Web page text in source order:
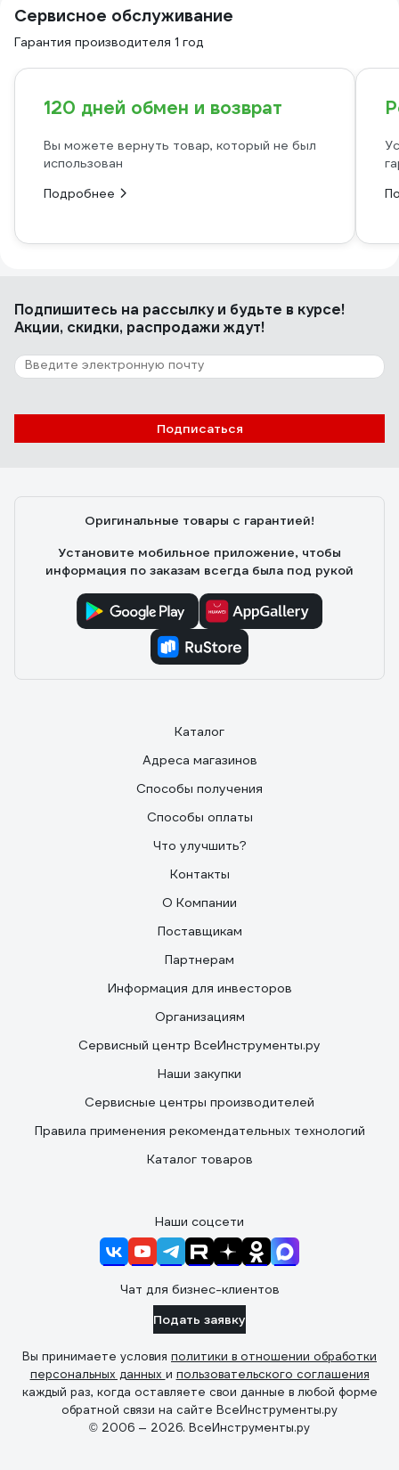
Сервисное обслуживание
Гарантия производителя 1 год
120 дней обмен и возврат
Вы можете вернуть товар, который не был
использован
Подробнее
Подпишитесь на рассылкуи будьте в курсе!
Акции, скидки, распродажи ждут!
Подписаться
Оригинальные товары с гарантией!
Установите мобильное приложение, чтобы
информация по заказам всегда была под рукой
Каталог
Адреса магазинов
Способы получения
Способы оплаты
Что улучшить?
Контакты
О Компании
Поставщикам
Партнерам
Информация для инвесторов
Организациям
Сервисный центр ВсеИнструменты.ру
Наши закупки
Сервисные центры производителей
Правила применения рекомендательных технологий
Каталог товаров
Наши соцсети
Чат для бизнес-клиентов
Подать заявку
Вы принимаете условия политики в отношении обработки
персональных данных и пользовательского соглашения
каждый раз, когда оставляете свои данные в любой форме
обратной связи на сайте ВсеИнструменты.ру
© 2006 — 2026. ВсеИнструменты.ру